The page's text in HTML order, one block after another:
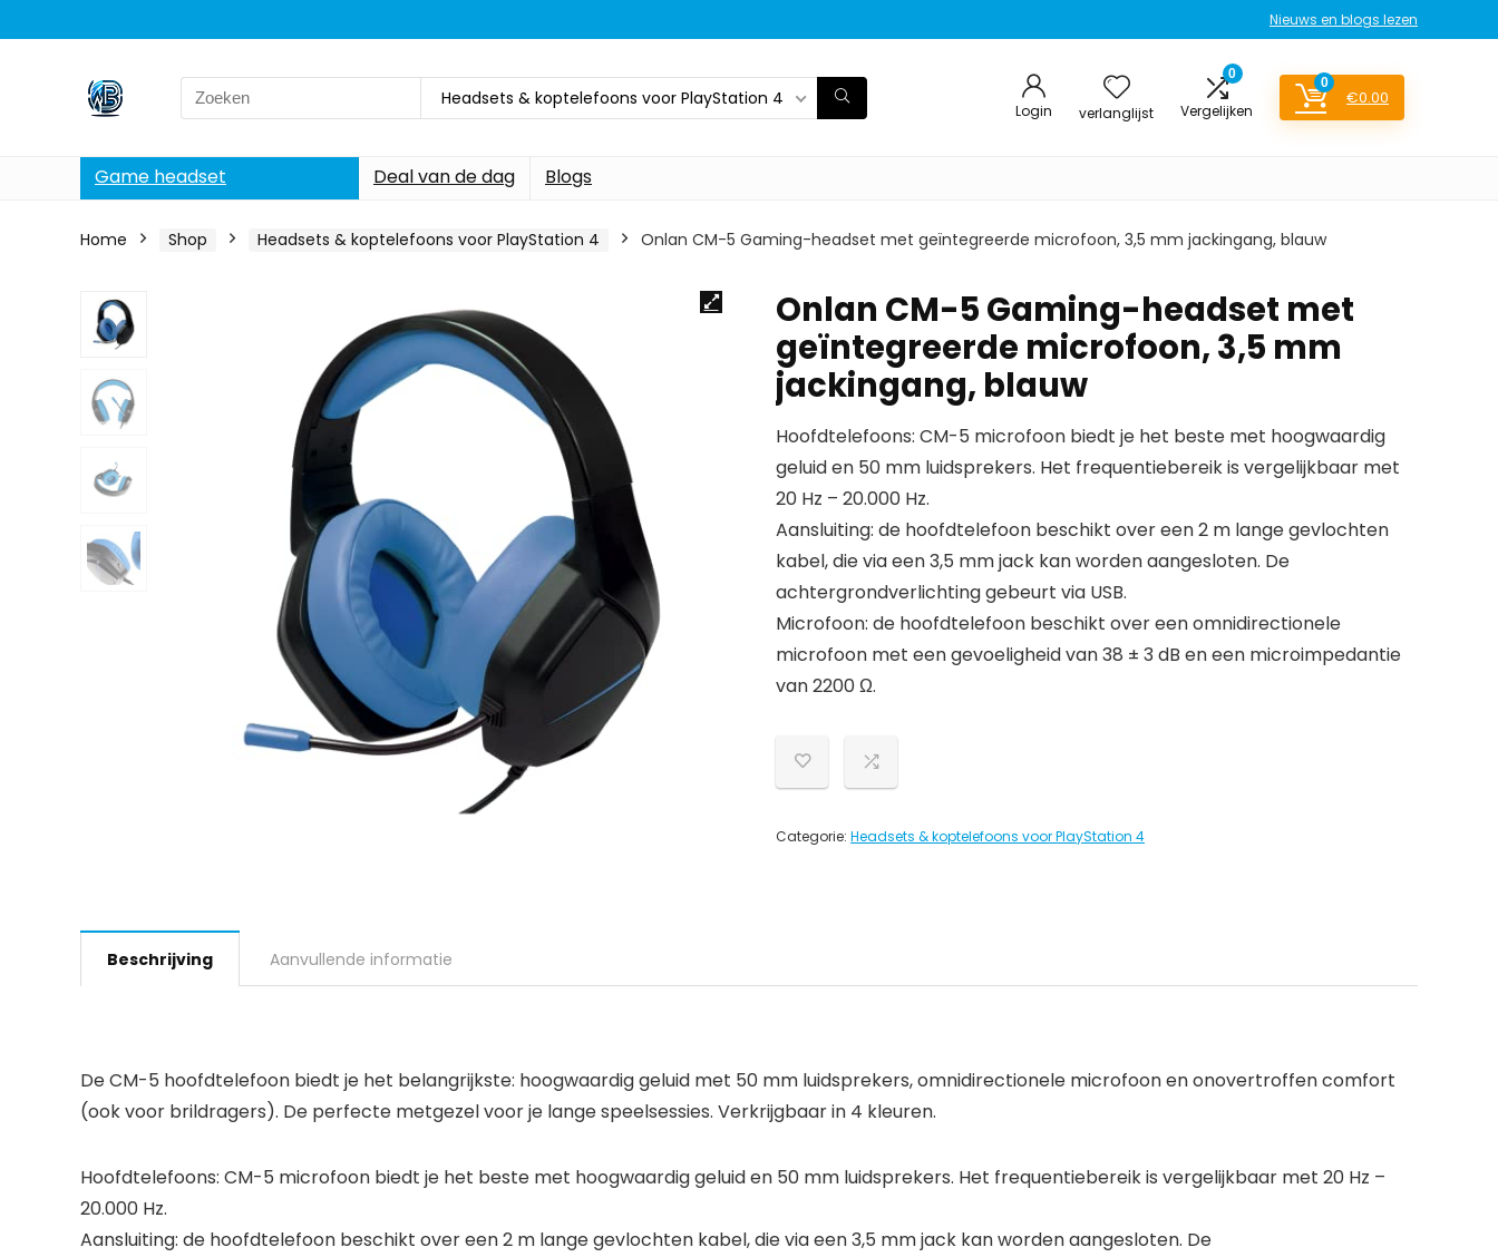
Nieuws en blogs lezen
Search
for:
Headsets & koptelefoons voor PlayStation 4
Login verlanglijst
0
Vergelijken
0
€0.00
Game headset Deal van de dag Blogs
Home Shop Headsets & koptelefoons voor PlayStation 4 Onlan CM-5 Gaming-headset met geïntegreerde microfoon, 3,5 mm jackingang, blauw
Onlan CM-5 Gaming-headset met
geïntegreerde microfoon, 3,5 mm
jackingang, blauw
Hoofdtelefoons: CM-5 microfoon biedt je het beste met hoogwaardig
geluid en 50 mm luidsprekers. Het frequentiebereik is vergelijkbaar met
20 Hz – 20.000 Hz.
Aansluiting: de hoofdtelefoon beschikt over een 2 m lange gevlochten
kabel, die via een 3,5 mm jack kan worden aangesloten. De
achtergrondverlichting gebeurt via USB.
Microfoon: de hoofdtelefoon beschikt over een omnidirectionele
microfoon met een gevoeligheid van 38 ± 3 dB en een microimpedantie
van 2200 Ω.
Categorie: Headsets & koptelefoons voor PlayStation 4
Beschrijving Aanvullende informatie
De CM-5 hoofdtelefoon biedt je het belangrijkste: hoogwaardig geluid met 50 mm luidsprekers, omnidirectionele microfoon en onovertroffen comfort
(ook voor brildragers). De perfecte metgezel voor je lange speelsessies. Verkrijgbaar in 4 kleuren.
Hoofdtelefoons: CM-5 microfoon biedt je het beste met hoogwaardig geluid en 50 mm luidsprekers. Het frequentiebereik is vergelijkbaar met 20 Hz –
20.000 Hz.
Aansluiting: de hoofdtelefoon beschikt over een 2 m lange gevlochten kabel, die via een 3,5 mm jack kan worden aangesloten. De